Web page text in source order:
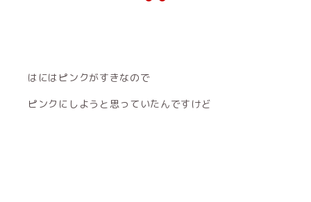
はにはピンクがすきなので
ピンクにしようと思っていたんですけど